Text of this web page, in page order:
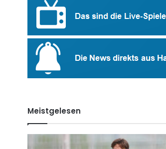
Meistgelesen